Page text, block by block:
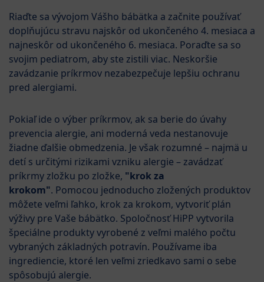
Riaďte sa vývojom Vášho bábätka a začnite používať
doplňujúcu stravu najskôr od ukončeného 4. mesiaca a
najneskôr od ukončeného 6. mesiaca. Poraďte sa so
svojim pediatrom, aby ste zistili viac. Neskoršie
zavádzanie príkrmov nezabezpečuje lepšiu ochranu
pred alergiami.
Pokiaľ ide o výber príkrmov, ak sa berie do úvahy
prevencia alergie, ani moderná veda nestanovuje
žiadne ďalšie obmedzenia. Je však rozumné – najmä u
detí s určitými rizikami vzniku alergie – zavádzať
príkrmy zložku po zložke, "krok za
krokom". Pomocou jednoducho zložených produktov
môžete veľmi ľahko, krok za krokom, vytvoriť plán
výživy pre Vaše bábätko. Spoločnosť HiPP vytvorila
špeciálne produkty vyrobené z veľmi malého počtu
vybraných základných potravín. Používame iba
ingrediencie, ktoré len veľmi zriedkavo sami o sebe
spôsobujú alergie.